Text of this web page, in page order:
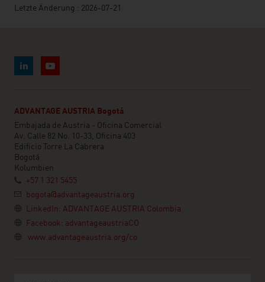
Letzte Änderung : 2026-07-21
ADVANTAGE AUSTRIA Bogotá
Embajada de Austria - Oficina Comercial
Av. Calle 82 No. 10-33, Oficina 403
Edificio Torre La Cabrera
Bogotá
Kolumbien
+57 1 321 5455
bogota@advantageaustria.org
LinkedIn: ADVANTAGE AUSTRIA Colombia
Facebook: advantageaustriaCO
www.advantageaustria.org/co